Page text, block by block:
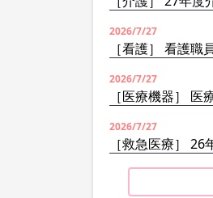
2026/7/27
［看護］ 看護
2026/7/27
［医療機器］
2026/7/27
［救急医療］